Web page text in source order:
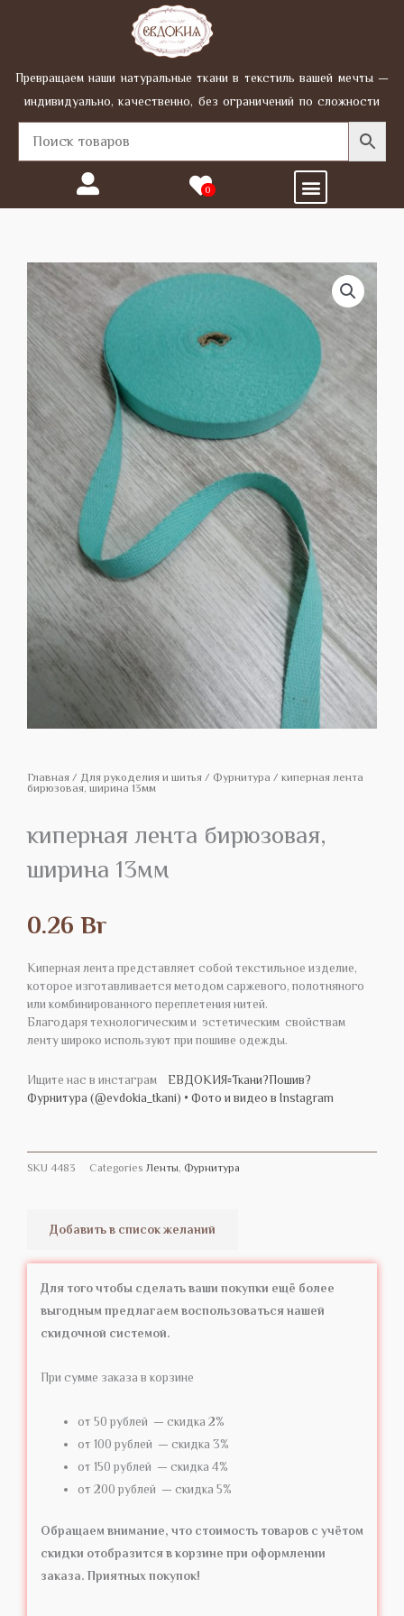
Превращаем наши натуральные ткани в текстиль вашей мечты —
индивидуально, качественно, без ограничений по сложности
0 Menu
Главная / Для рукоделия и шитья / Фурнитура / киперная лента
бирюзовая, ширина 13мм
киперная лента бирюзовая,
ширина 13мм
0.26 Br
Киперная лента представляет собой текстильное изделие,
которое изготавливается методом саржевого, полотняного
или комбинированного переплетения нитей.
Благодаря технологическим и эстетическим свойствам
ленту широко используют при пошиве одежды.
Ищите нас в инстаграм ЕВДОКИЯ▫️Ткани?Пошив?
Фурнитура (@evdokia_tkani) • Фото и видео в Instagram
SKU 4483 Categories Ленты, Фурнитура
Добавить в список желаний
Для того чтобы сделать ваши покупки ещё более
выгодным предлагаем воспользоваться нашей
скидочной системой.
При сумме заказа в корзине
от 50 рублей — скидка 2%
от 100 рублей — скидка 3%
от 150 рублей — скидка 4%
от 200 рублей — скидка 5%
Обращаем внимание, что стоимость товаров с учётом
скидки отобразится в корзине при оформлении
заказа. Приятных покупок!